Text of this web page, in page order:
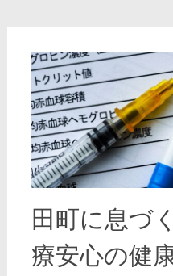
田町に息づ
療安心の健